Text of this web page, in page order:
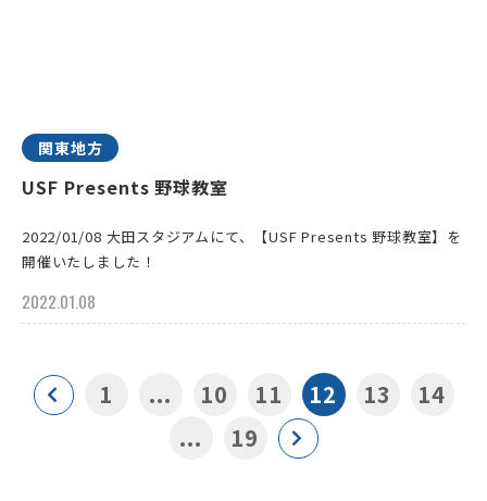
関東地方
USF Presents 野球教室
2022/01/08 大田スタジアムにて、【USF Presents 野球教室】を
開催いたしました！
2022.01.08
1 ... 10 11 12 13
14
...
19